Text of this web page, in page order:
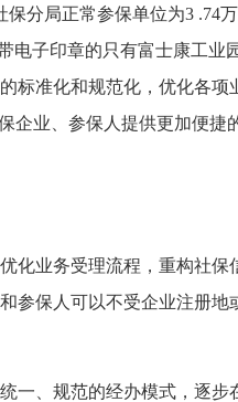
分局正常参保单位为3 .74
电子印章的只有富士康工业
标准化和规范化，优化各项
企业、参保人提供更加便捷
业务受理流程，重构社保
参保人可以不受企业注册地
、规范的经办模式，逐步